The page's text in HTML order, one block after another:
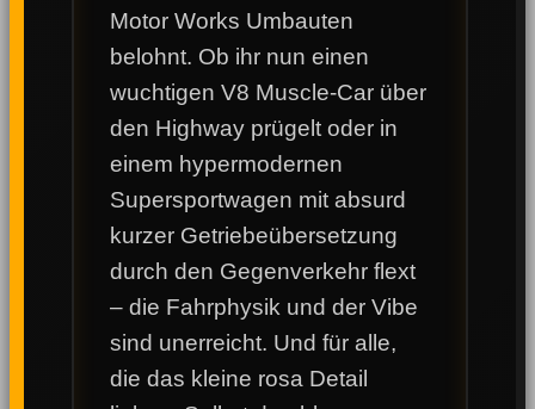
Motor Works Umbauten
belohnt. Ob ihr nun einen
wuchtigen V8 Muscle-Car über
den Highway prügelt oder in
einem hypermodernen
Supersportwagen mit absurd
kurzer Getriebeübersetzung
durch den Gegenverkehr flext
– die Fahrphysik und der Vibe
sind unerreicht. Und für alle,
die das kleine rosa Detail